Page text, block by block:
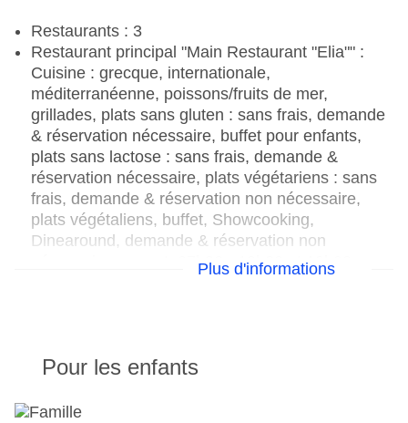
Breaks: contre paiement
Nombre de bâtiments : 3, Étages : 3, Chambres :
200
Catégorie nationale : 5 étoiles
Restaurants : 3
Restaurant principal "Main Restaurant "Elia"" :
Cuisine : grecque, internationale,
méditerranéenne, poissons/fruits de mer,
grillades, plats sans gluten : sans frais, demande
& réservation nécessaire, buffet pour enfants,
plats sans lactose : sans frais, demande &
réservation nécessaire, plats végétariens : sans
frais, demande & réservation non nécessaire,
plats végétaliens, buffet, Showcooking,
Dinearound, demande & réservation non
nécessaire, payant, 07h30 - 10h30 et 19h00 -
mer, grillades, aliments pour bébés, plats sans
végétariens, à la carte, menu composé,
Plus d'informations
Pour les enfants